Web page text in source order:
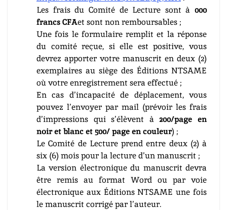
Les frais du Comité de Lecture sont à 000
francs CFAet sont non remboursables ;
Une fois le formulaire remplit et la réponse
du comité reçue, si elle est positive, vous
devrez apporter votre manuscrit en deux (2)
exemplaires au siège des Éditions NTSAME
où votre enregistrement sera effectué ;
En cas d’incapacité de déplacement, vous
pouvez l’envoyer par mail (prévoir les frais
d’impressions qui s’élèvent à200/page en
noir et blanc et 500/ page en couleur) ;
Le Comité de Lecture prend entre deux (2) à
six (6) mois pour la lecture d’un manuscrit ;
La version électronique du manuscrit devra
être remis au format Word ou par voie
électronique aux Éditions NTSAME une fois
le manuscrit corrigé par l’auteur.